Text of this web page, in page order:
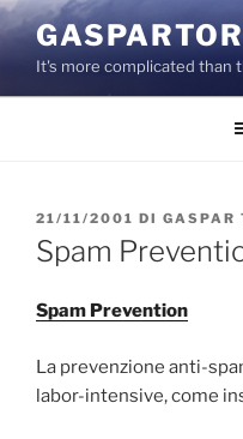
Salta
al
contenuto
It's more complicated than
PUBBLICATO
IL
21/11/2001 DI GASPAR
Spam
Spam Prevention
La prevenzione anti-
labor-intensive, come